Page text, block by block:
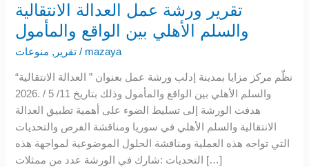
تقرير ورشة عمل العدالة الانتقالية
والسلم الأهلي بين الواقع والمأمول
تقرير , منوعات / mazaya
“نظّم مركز مزايا بمدينة إدلب ورشة عمل بعنوان ” العدالة الانتقالية
والسلم الأهلي بين الواقع والمأمول وذلك بتاريخ 11/ 5 / .2026
هدفت الورشة إلى تسليط الضوء على أهمية تطبيق العدالة
الانتقالية والسلم الأهلي في سوريا ومناقشة الفرص والتحديات
التي تواجه هذه العملية ومناقشة الحلول الموضوعية لمواجهة هذه
التحديات :شارك في الورشة عدد من ممثلات […]
تقرير
ورشة
عمل
العدالة
الانتقالية
والسلم
الأهلي
بين
الواقع
والمأمول